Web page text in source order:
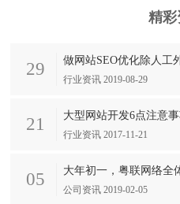
精彩
29 做网站SEO优化除人工
行业资讯 2019-08-29
21 大型网站开发6点注意
行业资讯 2017-11-21
05 大年初一，粤联网络全
公司资讯 2019-02-05